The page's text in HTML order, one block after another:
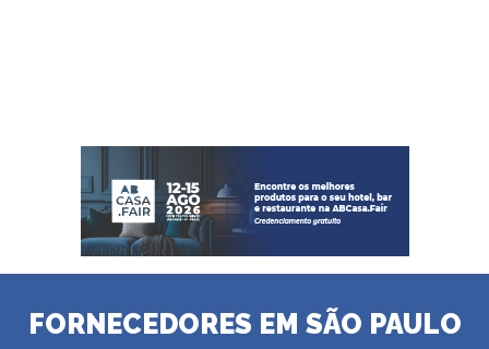
FORNECEDORES EM SÃO PAULO